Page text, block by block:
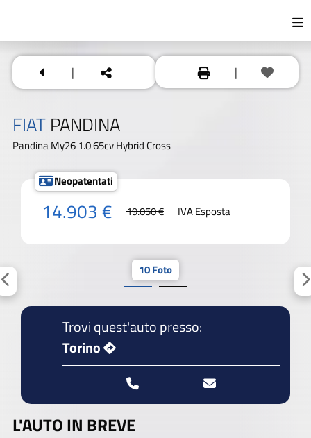
| |
FIAT PANDINA
Pandina My26 1.0 65cv Hybrid Cross
Neopatentati
14.903 € 19.050 € IVA Esposta
10 Foto
Trovi quest'auto presso:
Torino
L'AUTO IN BREVE